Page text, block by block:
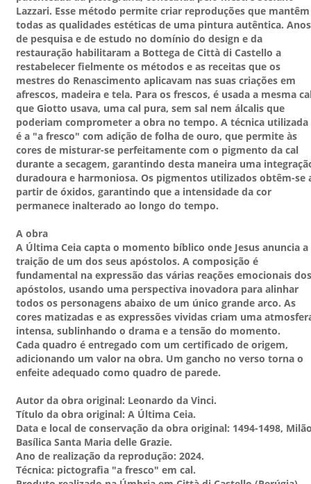
Lazzari. Esse método permite criar reproduções que mantêm
todas as qualidades estéticas de uma pintura autêntica. Anos
de pesquisa e de estudo no domínio do design e da
restauração habilitaram a Bottega de Città di Castello a
restabelecer fielmente os métodos e as receitas que os
mestres do Renascimento aplicavam nas suas criações em
afrescos, madeira e tela. Para os frescos, é usada a mesma
que Giotto usava, uma cal pura, sem sal nem álcalis que
poderiam comprometer a obra no tempo. A técnica utilizada
é a "a fresco" com adição de folha de ouro, que permite às
cores de misturar-se perfeitamente com o pigmento da cal
durante a secagem, garantindo desta maneira uma
duradoura e harmoniosa. Os pigmentos utilizados obtêm-se
partir de óxidos, garantindo que a intensidade da cor
permanece inalterado ao longo do tempo.
A obra
A Última Ceia capta o momento bíblico onde Jesus anuncia a
traição de um dos seus apóstolos. A composição é
fundamental na expressão das várias reações emocionais dos
apóstolos, usando uma perspectiva inovadora para alinhar
todos os personagens abaixo de um único grande arco. As
cores matizadas e as expressões vividas criam uma
intensa, sublinhando o drama e a tensão do momento.
Cada quadro é entregado com um certificado de origem,
adicionando um valor na obra. Um gancho no verso torna o
enfeite adequado como quadro de parede.
Autor da obra original: Leonardo da Vinci.
Título da obra original: A Última Ceia.
Data e local de conservação da obra original: 1494-1498,
Basílica Santa Maria delle Grazie.
Ano de realização da reprodução: 2024.
Técnica: pictografia "a fresco" em cal.